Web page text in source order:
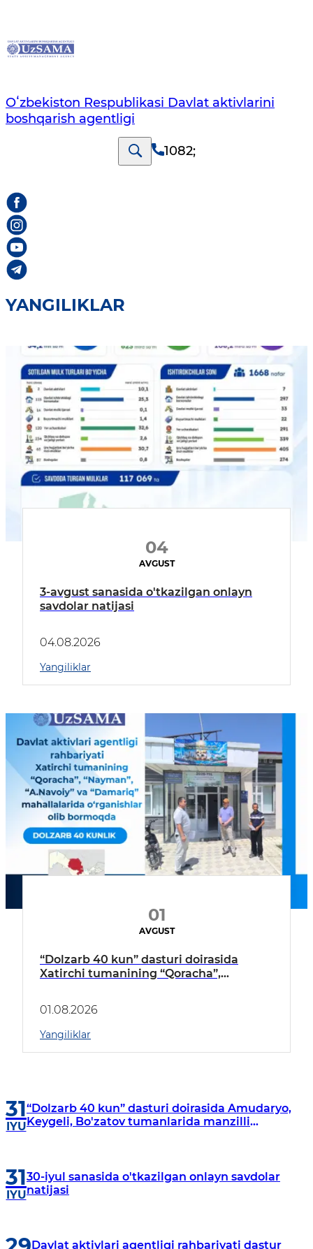
Oʻzbekiston Respublikasi Davlat aktivlarini
boshqarish agentligi
1082;
YANGILIKLAR
04
AVGUST
3-avgust sanasida o'tkazilgan onlayn
savdolar natijasi
04.08.2026
Yangiliklar
01
AVGUST
“Dolzarb 40 kun” dasturi doirasida
Xatirchi tumanining “Qoracha”,
borildi
01.08.2026
Yangiliklar
31
IYU
“Dolzarb 40 kun” dasturi doirasida Amudaryo,
Keygeli, Bo'zatov tumanlarida manzilli
31
IYU
30-iyul sanasida o'tkazilgan onlayn savdolar
natijasi
Davlat aktivlari agentligi rahbariyati dastur